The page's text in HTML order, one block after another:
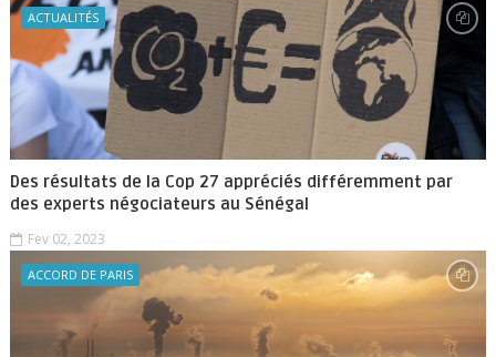
ACTUALITÉS
Des résultats de la Cop 27 appréciés différemment par
des experts négociateurs au Sénégal
Fev 02, 2023
ACCORD DE PARIS